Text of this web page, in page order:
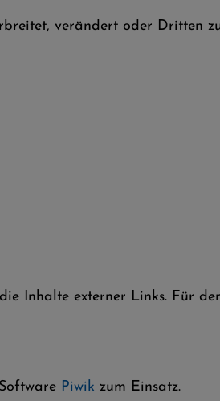
verändert oder Dritten
Inhalte externer Links. Für
Piwik zum Einsatz.